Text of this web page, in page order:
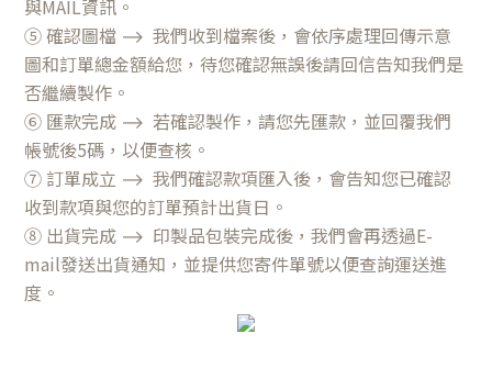
與MAIL資訊。
⑤ 確認圖檔 ⟶ 我們收到檔案後，會依序處理回傳示意
圖和訂單總金額給您，待您確認無誤後請回信告知我們是
否繼續製作。
⑥ 匯款完成 ⟶ 若確認製作，請您先匯款，並回覆我們
帳號後5碼，以便查核。
⑦ 訂單成立 ⟶ 我們確認款項匯入後，會告知您已確認
收到款項與您的訂單預計出貨日。
⑧ 出貨完成 ⟶ 印製品包裝完成後，我們會再透過E-
mail發送出貨通知，並提供您寄件單號以便查詢運送進
度。